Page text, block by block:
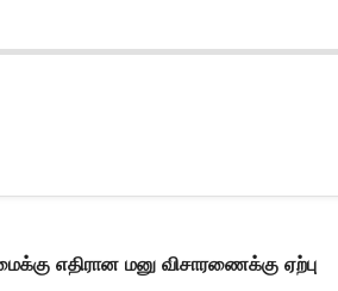
எதிரான மனு விசாரணைக்கு ஏற்பு